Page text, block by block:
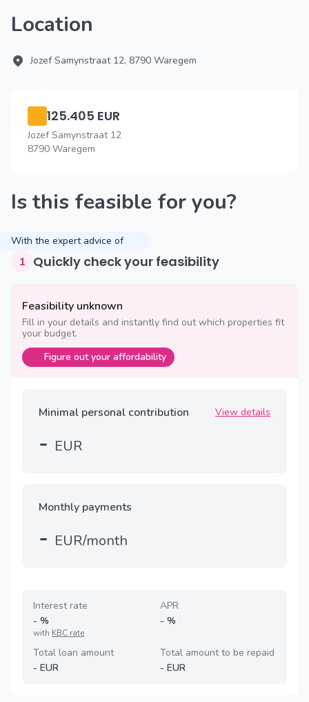
Location
Jozef Samynstraat 12, 8790 Waregem
125.405 EUR
Jozef Samynstraat 12
8790 Waregem
Is this feasible for you?
With the expert advice of
1 Quickly check your feasibility
Feasibility unknown
Fill in your details and instantly find out which properties fit
your budget.
Figure out your affordability
Minimal personal contribution View details
- EUR
Monthly payments
- EUR/month
Interest rate
- %
with KBC rate
APR
- %
Total loan amount
- EUR
Total amount to be repaid
- EUR